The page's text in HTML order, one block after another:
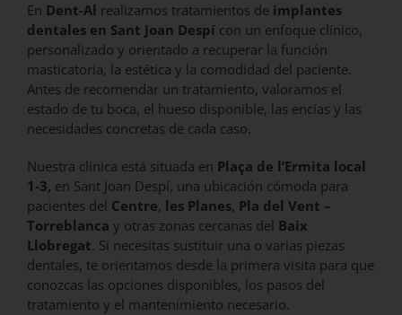
En Dent-Al realizamos tratamientos de implantes
dentales en Sant Joan Despícon un enfoque clínico,
personalizado y orientado a recuperar la función
masticatoria, la estética y la comodidad del paciente.
Antes de recomendar un tratamiento, valoramos el
estado de tu boca, el hueso disponible, las encías y las
necesidades concretas de cada caso.
Nuestra clínica está situada en Plaça de l’Ermita local
1-3, en Sant Joan Despí, una ubicación cómoda para
pacientes del Centre, les Planes, Pla del Vent –
Torreblanca y otras zonas cercanas del Baix
Llobregat. Si necesitas sustituir una o varias piezas
dentales, te orientamos desde la primera visita para que
conozcas las opciones disponibles, los pasos del
tratamiento y el mantenimiento necesario.